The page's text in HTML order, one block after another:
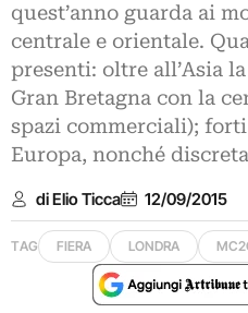
quest’anno guarda ai
centrale e orientale.
presenti: oltre all’Asia
Gran Bretagna con la
spazi commerciali);
Europa, nonché
di Elio Ticca 12/09/2015
TAG FIERA LONDRA